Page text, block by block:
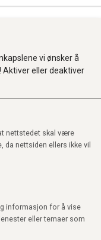
vi ønsker å
eller deaktiver
nettstedet skal være
da nettsiden ellers ikke vil
informasjon for å vise
eller temaer som